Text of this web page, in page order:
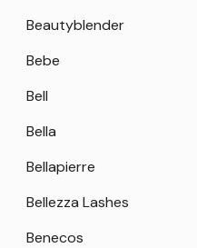
Beautyblender
Bebe
Bell
Bella
Bellapierre
Bellezza Lashes
Benecos